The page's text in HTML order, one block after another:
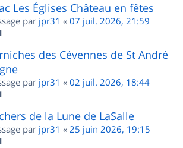
Les Églises Château en fêtes
par jpr31 « 07 juil. 2026, 21:59
des Cévennes de St André
par jpr31 « 02 juil. 2026, 18:44
de la Lune de LaSalle
par jpr31 « 25 juin 2026, 19:15